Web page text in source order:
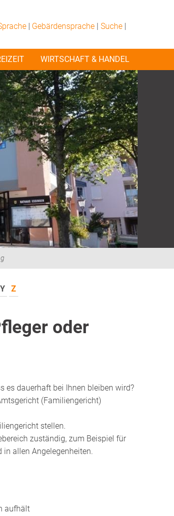
| Gebärdensprache | Suche|
WIRTSCHAFT & HANDEL
Y Z
oder
es dauerhaft bei Ihnen bleiben wird?
(Familiengericht)
stellen.
zuständig, zum Beispiel für
in allen Angelegenheiten.
aufhält